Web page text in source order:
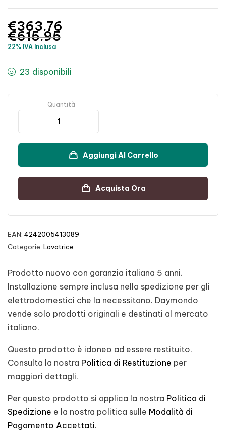
€615.95
€363.76
22% IVA Inclusa
23 disponibili
Quantità
Aggiungi Al Carrello
Acquista Ora
EAN: 4242005413089
Categorie: Lavatrice
Prodotto nuovo con garanzia italiana 5 anni.
Installazione sempre inclusa nella spedizione per gli
elettrodomestici che la necessitano. Daymondo
vende solo prodotti originali e destinati al mercato
italiano.
Questo prodotto è idoneo ad essere restituito.
Consulta la nostra Politica di Restituzione per
maggiori dettagli.
Per questo prodotto si applica la nostra Politica di
Spedizione e la nostra politica sulle Modalità di
Pagamento Accettati.